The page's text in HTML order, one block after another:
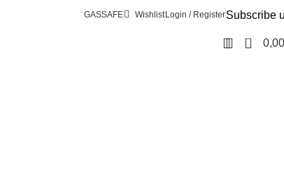
GASSAFE Wishlist Login / RegisterSubscribe
0 0,00